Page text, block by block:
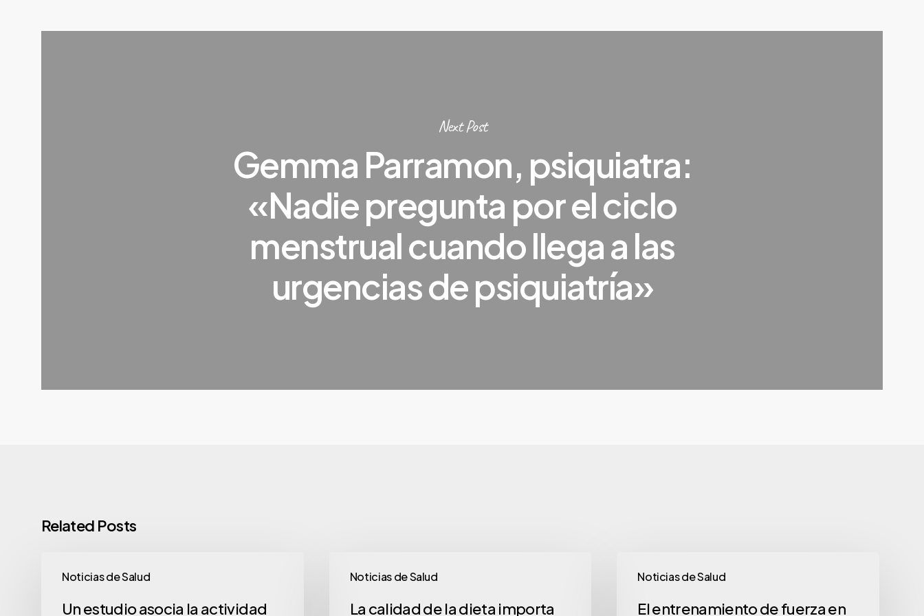
Next Post
Gemma Parramon, psiquiatra:
«Nadie pregunta por el ciclo
menstrual cuando llega a las
urgencias de psiquiatría»
Related Posts
Noticias de Salud
Un estudio asocia la actividad
Noticias de Salud
La calidad de la dieta importa
Noticias de Salud
El entrenamiento de fuerza en